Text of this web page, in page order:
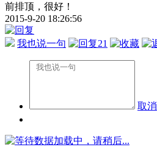
前排顶，很好！
2015-9-20 18:26:56
我也说一句 21
取消
数据加载中，请稍后...